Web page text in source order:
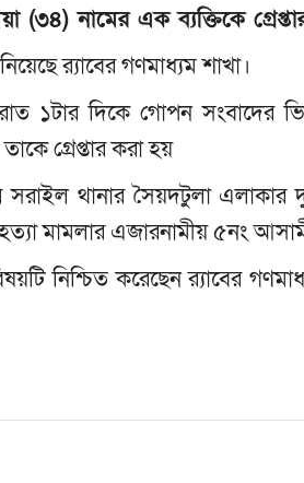
(৩৪) নামের এক ব্যক্তিকে
র‌্যাবের গণমাধ্যম শাখা।
১টার দিকে গোপন সংবাদের
গ্রেপ্তার করা হয়
সরাইল থানার সৈয়দটুলা
মামলার এজারনামীয় ৫নং
নিশ্চিত করেছেন র‌্যাবের